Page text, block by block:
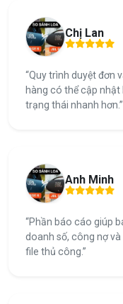
Chị Lan
“Quy trình duyệt đơn
hàng có thể cập
trạng thái nhanh hơn.”
Anh Minh
“Phần báo cáo giúp
doanh số, công nợ
file thủ công.”